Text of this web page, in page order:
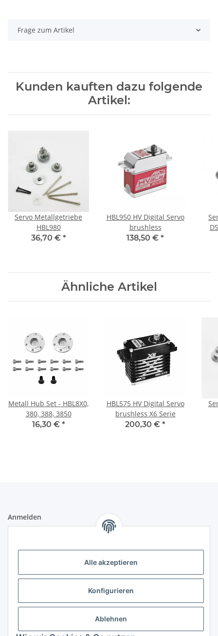
Alle akzeptieren
Konfigurieren
Ablehnen
Frage zum Artikel
Kunden kauften dazu folgende
Artikel:
Servo Metallgetriebe
HBL980
36,70 € *
HBL950 HV Digital Servo
brushless
138,50 € *
Ähnliche Artikel
Metall Hub Set - HBL8X0,
380, 388, 3850
16,30 € *
HBL575 HV Digital Servo
brushless X6 Serie
200,30 € *
Anmelden
markierten Felder sind Pflichtfelder.
Passwort
Anmelden